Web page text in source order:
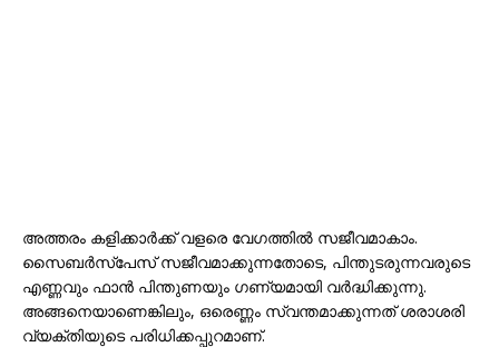
അത്തരം കളിക്കാർക്ക് വളരെ വേഗത്തിൽ സജീവമാകാം.
സൈബർസ്പേസ് സജീവമാക്കുന്നതോടെ, പിന്തുടരുന്നവരുടെ
എണ്ണവും ഫാൻ പിന്തുണയും ഗണ്യമായി വർദ്ധിക്കുന്നു.
അങ്ങനെയാണെങ്കിലും, ഒരെണ്ണം സ്വന്തമാക്കുന്നത് ശരാശരി
വ്യക്തിയുടെ പരിധിക്കപ്പുറമാണ്.